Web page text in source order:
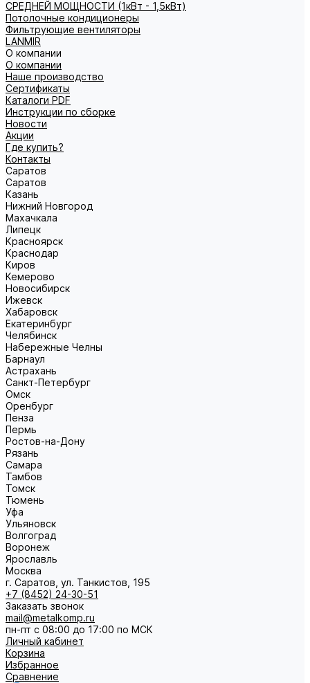
СРЕДНЕЙ МОЩНОСТИ (1кВт - 1,5кВт)
Потолочные кондиционеры
Фильтрующие вентиляторы
LANMIR
О компании
О компании
Наше производство
Сертификаты
Каталоги PDF
Инструкции по сборке
Новости
Акции
Где купить?
Контакты
Саратов
Саратов
Казань
Нижний Новгород
Махачкала
Липецк
Красноярск
Краснодар
Киров
Кемерово
Новосибирск
Ижевск
Хабаровск
Екатеринбург
Челябинск
Набережные Челны
Барнаул
Астрахань
Санкт-Петербург
Омск
Оренбург
Пенза
Пермь
Ростов-на-Дону
Рязань
Самара
Тамбов
Томск
Тюмень
Уфа
Ульяновск
Волгоград
Воронеж
Ярославль
Москва
г. Саратов, ул. Танкистов, 195
+7 (8452) 24-30-51
Заказать звонок
mail@metalkomp.ru
пн-пт с 08:00 до 17:00 по МСК
Личный кабинет
Корзина
Избранное
Сравнение